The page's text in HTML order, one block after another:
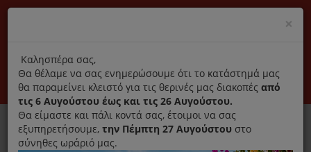
Αποκλειστικά γνήσια ανταλλακτικά
Σύνδεση Εγγραφή Εταιρεία Επικοινωνία
×
title
Καλησπέρα σας,
Θα θέλαμε να σας ενημερώσουμε ότι το κατάστημά μας
θα παραμείνει κλειστό για τις θερινές μας διακοπές από
τις 6 Αυγούστου έως και τις 26 Αυγούστου.
Θα είμαστε και πάλι κοντά σας, έτοιμοι να σας
εξυπηρετήσουμε, την Πέμπτη 27 Αυγούστου στο
σύνηθες ωράριό μας.